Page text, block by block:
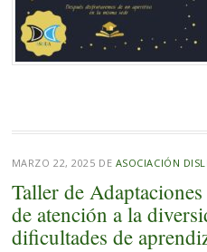
MARZO 22, 2025 DE ASOCIACIÓN
Taller de
de atención a la
dificultades de